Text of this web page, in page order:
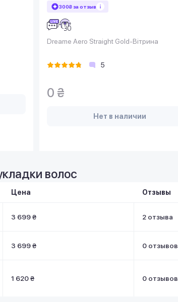
300₴ за отзыв
Dreame Aero Straight Gold-Вітрина
5
0 ₴
Нет в наличии
волос
Цена Отзывы
3 699 ₴ 2 отзыва
3 699 ₴ 0 отзывов
1 620 ₴ 0 отзывов